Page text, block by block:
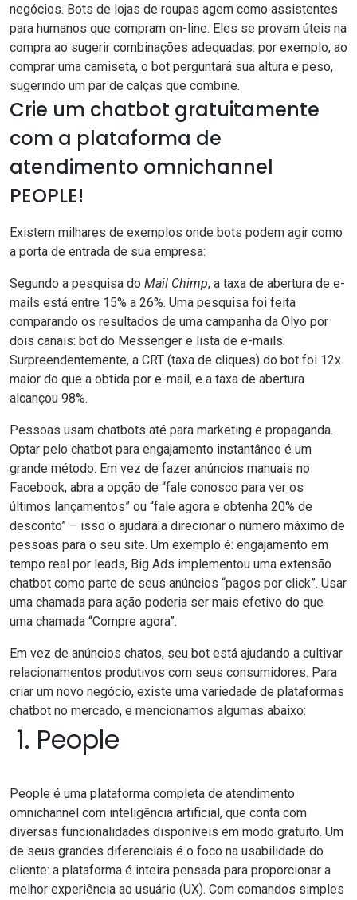
negócios. Bots de lojas de roupas agem como assistentes
para humanos que compram on-line. Eles se provam úteis na
compra ao sugerir combinações adequadas: por exemplo, ao
comprar uma camiseta, o bot perguntará sua altura e peso,
sugerindo um par de calças que combine.
Crie um chatbot gratuitamente
com a plataforma de
atendimento omnichannel
PEOPLE!
Existem milhares de exemplos onde bots podem agir como
a porta de entrada de sua empresa:
Segundo a pesquisa do Mail Chimp, a taxa de abertura de e-
mails está entre 15% a 26%. Uma pesquisa foi feita
comparando os resultados de uma campanha da Olyo por
dois canais: bot do Messenger e lista de e-mails.
Surpreendentemente, a CRT (taxa de cliques) do bot foi 12x
maior do que a obtida por e-mail, e a taxa de abertura
alcançou 98%.
Pessoas usam chatbots até para marketing e propaganda.
Optar pelo chatbot para engajamento instantâneo é um
grande método. Em vez de fazer anúncios manuais no
Facebook, abra a opção de “fale conosco para ver os
últimos lançamentos” ou “fale agora e obtenha 20% de
desconto” – isso o ajudará a direcionar o número máximo de
pessoas para o seu site. Um exemplo é: engajamento em
tempo real por leads, Big Ads implementou uma extensão
chatbot como parte de seus anúncios “pagos por click”. Usar
uma chamada para ação poderia ser mais efetivo do que
uma chamada “Compre agora”.
Em vez de anúncios chatos, seu bot está ajudando a cultivar
relacionamentos produtivos com seus consumidores. Para
criar um novo negócio, existe uma variedade de plataformas
chatbot no mercado, e mencionamos algumas abaixo:
1. People
People é uma plataforma completa de atendimento
omnichannel com inteligência artificial, que conta com
diversas funcionalidades disponíveis em modo gratuito. Um
de seus grandes diferenciais é o foco na usabilidade do
cliente: a plataforma é inteira pensada para proporcionar a
melhor experiência ao usuário (UX). Com comandos simples